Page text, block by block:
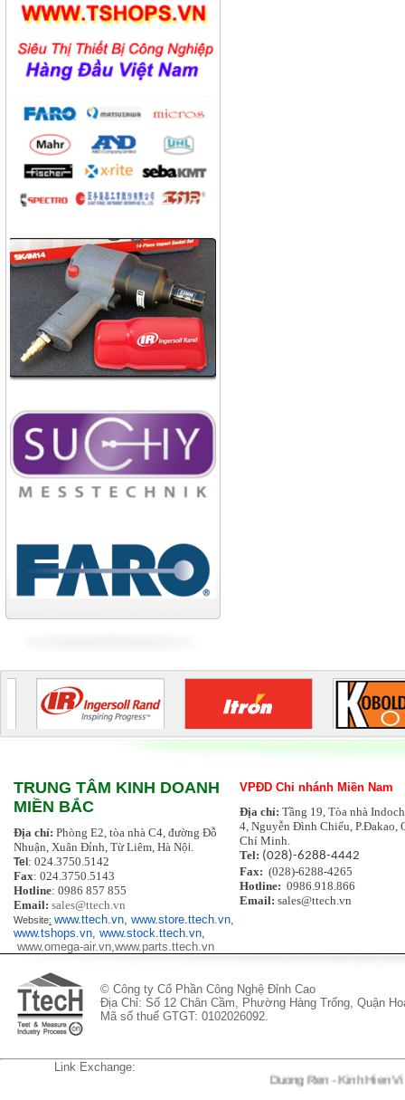
Công ty bánh kẹo Hải Hà
Công ty bao bì Visy
Công ty CP nhiệt điện Ninh
Công ty gạch Thái Bình
Công ty thực phẩm Acecook
Nhà máy phân bón BACONCO
Công ty TNHH Baw Heng
Steel Việt Nam
Công ty bia Việt Hà
Công ty TNHH công nghiệp
Broad Bright Sakura
Công ty xi măng Bút Sơn
Công ty TNHH cán thép Tam
Điệp
Tiếp tục cập nhật
TRUNG TÂM KINH DOANH
MIỀN BẮC
Địa chỉ: Phòng E2, tòa nhà C4, đường Đỗ
Nhuận, Xuân Đỉnh, Từ Liêm, Hà Nội.
Tel: 024.3750.5142
Fax: 024.3750.5143
Hotline: 0986 857 855
Email: sales@ttech.vn
Website: www.ttech.vn www.store.ttech.vn,
www.tshops.vn www.stock.ttech.vn
www.omega-air.vn www.parts.ttech.vn
VPĐD Chi nhánh Miền Nam
Địa chỉ: Tầng 19, Tòa nhà
4, Nguyễn Đình Chiểu, P.Đakao,
Chí Minh.
Tel: (028)-6288-4442
Fax: (028)-6288-4265
Hotline: 0986.918.866
Email: sales@ttech.vn
© Công ty Cổ Phần Công Nghệ Đỉnh Cao
Địa Chỉ: Số 12 Chân Cầm, Phường Hàng Trống, Quận
Mã số thuế GTGT: 0102026092.
Link Exchange:
Duong Ren-Kinh Hien Vi-